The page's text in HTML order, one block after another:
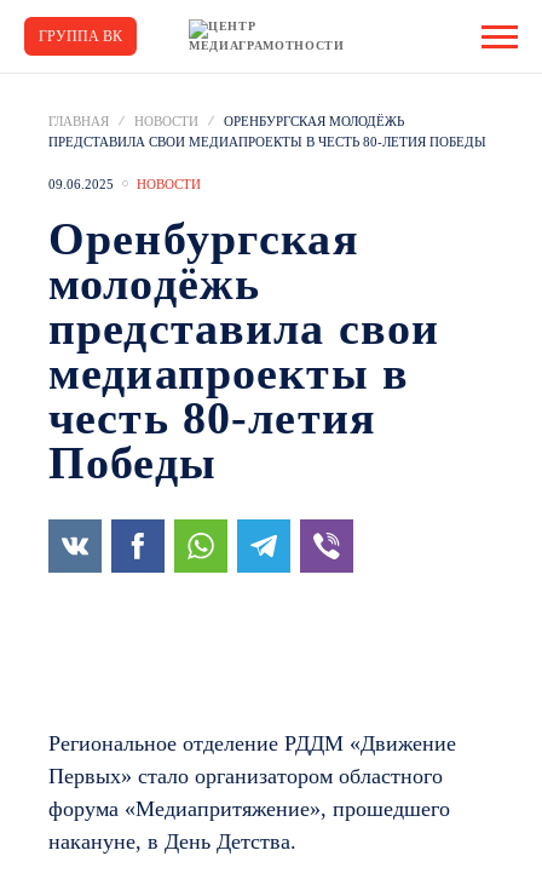
ГРУППА ВК
ГЛАВНАЯ НОВОСТИ
ОРЕНБУРГСКАЯ МОЛОДЁЖЬ
ПРЕДСТАВИЛА СВОИ МЕДИАПРОЕКТЫ В ЧЕСТЬ 80-ЛЕТИЯ ПОБЕДЫ
09.06.2025 НОВОСТИ
Оренбургская
молодёжь
представила свои
медиапроекты в
честь 80-летия
Победы
Региональное отделение РДДМ «Движение
Первых» стало организатором областного
форума «Медиапритяжение», прошедшего
накануне, в День Детства.